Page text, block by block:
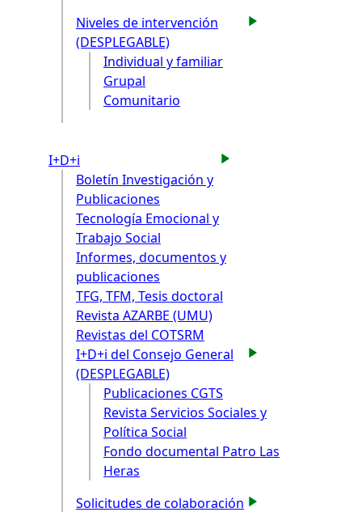
Niveles de intervención
(DESPLEGABLE)
Individual y familiar
Grupal
Comunitario
I+D+i
Boletín Investigación y
Publicaciones
Tecnología Emocional y
Trabajo Social
Informes, documentos y
publicaciones
TFG, TFM, Tesis doctoral
Revista AZARBE (UMU)
Revistas del COTSRM
I+D+i del Consejo General
(DESPLEGABLE)
Publicaciones CGTS
Revista Servicios Sociales y
Política Social
Fondo documental Patro Las
Heras
Solicitudes de colaboración